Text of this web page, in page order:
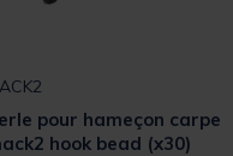
pour hameçon carpe
hook bead (x30)